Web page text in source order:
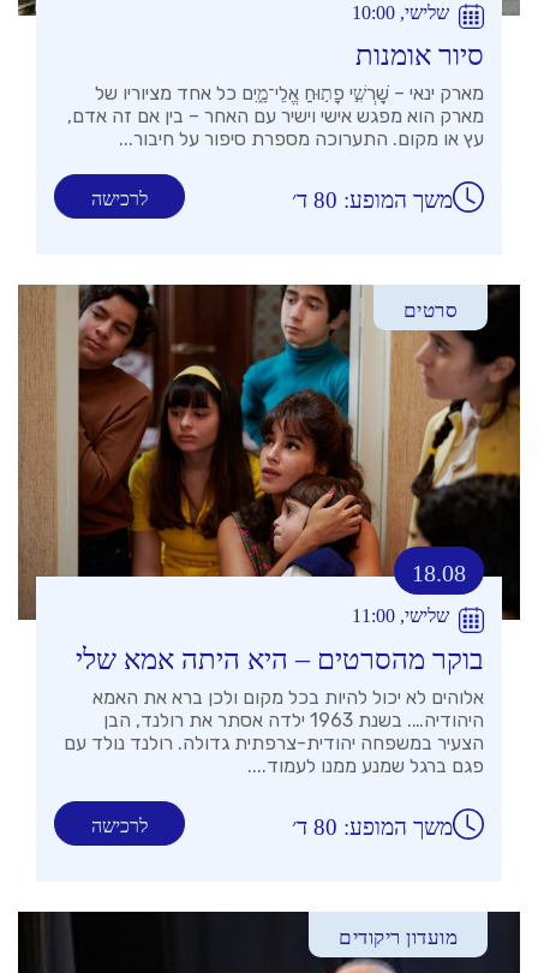
שלישי, 10:00
סיור אומנות
מארק ינאי – שׇׁרְשִׁ֣י פָת֣וּחַ אֱלֵי־מָ֑יִם כל אחד מציוריו של
מארק הוא מפגש אישי וישיר עם האחר – בין אם זה אדם,
עץ או מקום. התערוכה מספרת סיפור על חיבור...
לרכישה משך המופע: 80 ד׳
סרטים
18.08
שלישי, 11:00
בוקר מהסרטים – היא היתה אמא שלי
אלוהים לא יכול להיות בכל מקום ולכן ברא את האמא
היהודיה…. בשנת 1963 ילדה אסתר את רולנד, הבן
הצעיר במשפחה יהודית-צרפתית גדולה. רולנד נולד עם
פגם ברגל שמנע ממנו לעמוד....
לרכישה משך המופע: 80 ד׳
מועדון ריקודים